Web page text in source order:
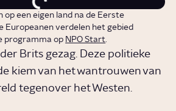
op een eigen land na de Eerste
Europeanen verdelen het gebied
programma op NPO Start.
Brits gezag. Deze politieke
kiem van het wantrouwen van
tegenover het Westen.